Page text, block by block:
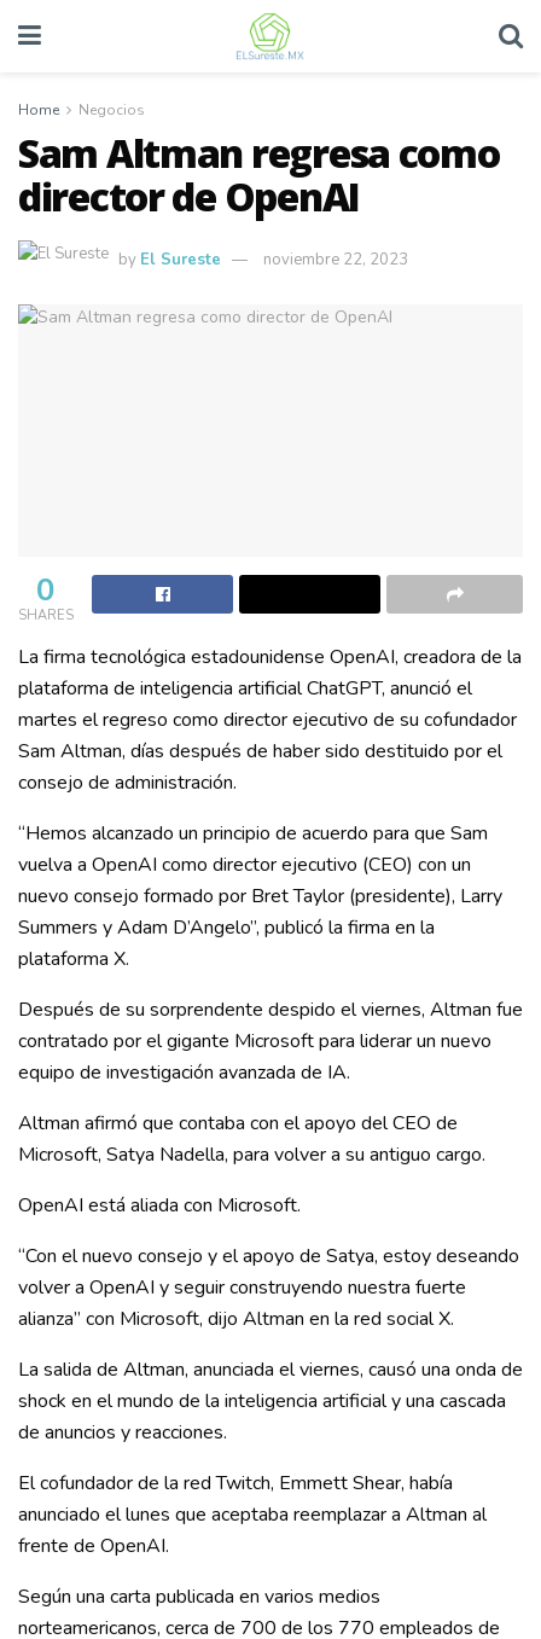
Home Negocios
Sam Altman regresa como
director de OpenAI
by El Sureste noviembre 22, 2023
0
SHARES
La firma tecnológica estadounidense OpenAI, creadora de la
plataforma de inteligencia artificial ChatGPT, anunció el
martes el regreso como director ejecutivo de su cofundador
Sam Altman, días después de haber sido destituido por el
consejo de administración.
“Hemos alcanzado un principio de acuerdo para que Sam
vuelva a OpenAI como director ejecutivo (CEO) con un
nuevo consejo formado por Bret Taylor (presidente), Larry
Summers y Adam D’Angelo”, publicó la firma en la
plataforma X.
Después de su sorprendente despido el viernes, Altman fue
contratado por el gigante Microsoft para liderar un nuevo
equipo de investigación avanzada de IA.
Altman afirmó que contaba con el apoyo del CEO de
Microsoft, Satya Nadella, para volver a su antiguo cargo.
OpenAI está aliada con Microsoft.
“Con el nuevo consejo y el apoyo de Satya, estoy deseando
volver a OpenAI y seguir construyendo nuestra fuerte
alianza” con Microsoft, dijo Altman en la red social X.
La salida de Altman, anunciada el viernes, causó una onda de
shock en el mundo de la inteligencia artificial y una cascada
de anuncios y reacciones.
El cofundador de la red Twitch, Emmett Shear, había
anunciado el lunes que aceptaba reemplazar a Altman al
frente de OpenAI.
Según una carta publicada en varios medios
norteamericanos, cerca de 700 de los 770 empleados de